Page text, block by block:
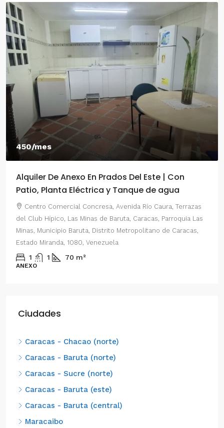
450/mes
Alquiler De Anexo En Prados Del Este | Con
Patio, Planta Eléctrica y Tanque de agua
Centro Comercial Concresa, Avenida Río Caura, Terrazas
del Club Hípico, Las Minas de Baruta, Caracas, Parroquia Las
Minas, Municipio Baruta, Distrito Metropolitano de Caracas,
Estado Miranda, 1080, Venezuela
1 1 70 m²
ANEXO
Ciudades
Caracas - Chacao (norte)
Caracas - Baruta (norte)
Caracas - Sucre (norte)
Caracas - Baruta (este)
Caracas - Baruta (central)
Maracaibo